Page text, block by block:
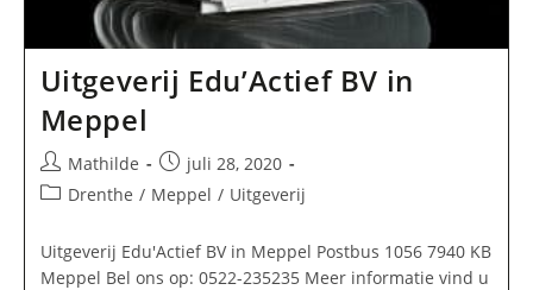
Uitgeverij Edu’Actief BV in
Meppel
Bericht
auteur:
Mathilde
Bericht
gepubliceerd
op:
juli 28, 2020
Berichtcategorie:
Drenthe / Meppel / Uitgeverij
Uitgeverij Edu'Actief BV in Meppel Postbus 1056 7940 KB
Meppel Bel ons op: 0522-235235 Meer informatie vind u